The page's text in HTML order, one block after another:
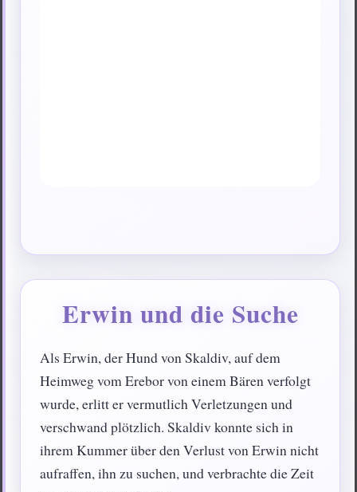
Erwin und die Suche
Als Erwin, der Hund von Skaldiv, auf dem
Heimweg vom Erebor von einem Bären verfolgt
wurde, erlitt er vermutlich Verletzungen und
verschwand plötzlich. Skaldiv konnte sich in
ihrem Kummer über den Verlust von Erwin nicht
aufraffen, ihn zu suchen, und verbrachte die Zeit